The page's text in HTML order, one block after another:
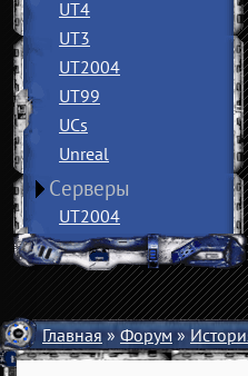
UT4
UT3
UT2004
UT99
UCs
Unreal
Серверы
UT2004
Главная»Форум»